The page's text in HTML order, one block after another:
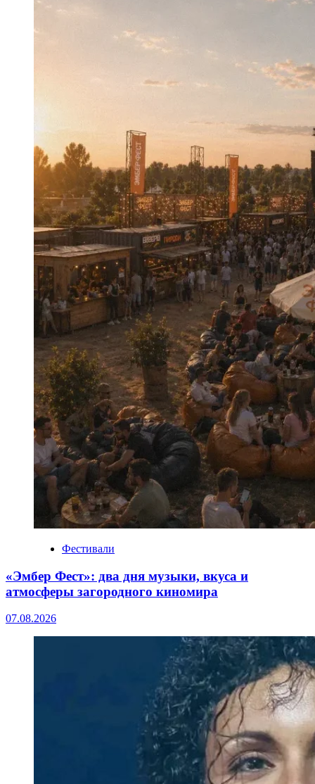
Фестивали
«Эмбер Фест»: два дня музыки, вкуса и
атмосферы загородного киномира
07.08.2026